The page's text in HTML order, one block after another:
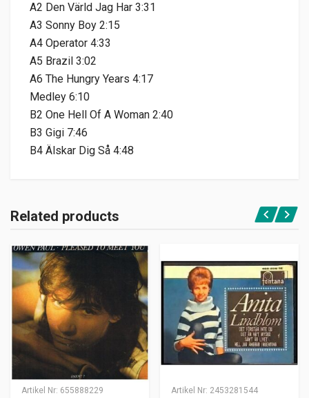
A2 Den Värld Jag Har 3:31
A3 Sonny Boy 2:15
A4 Operator 4:33
A5 Brazil 3:02
A6 The Hungry Years 4:17
Medley 6:10
B2 One Hell Of A Woman 2:40
B3 Gigi 7:46
B4 Älskar Dig Så 4:48
Related products
Artikel Nr: 655888229 Artikel Nr: 2453281544